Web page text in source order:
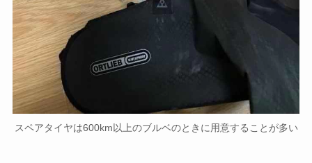
スペアタイヤは600km以上のブルベのときに用意することが多い